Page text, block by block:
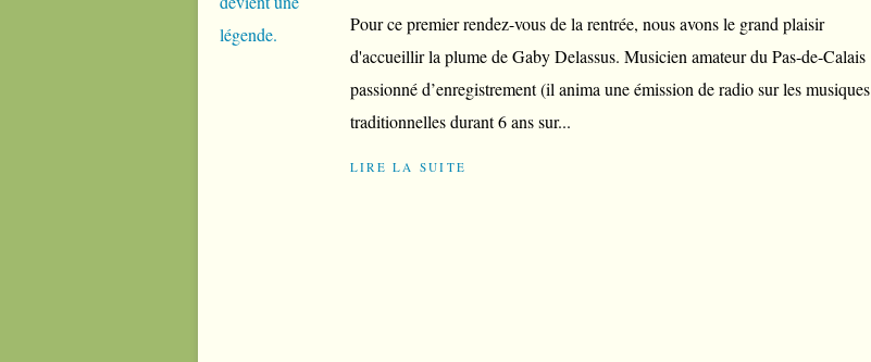
Pour ce premier rendez-vous de la rentrée, nous avons le grand plaisir
d'accueillir la plume de Gaby Delassus. Musicien amateur du Pas-de-Calais
passionné d’enregistrement (il anima une émission de radio sur les musiques
traditionnelles durant 6 ans sur...
LIRE LA SUITE